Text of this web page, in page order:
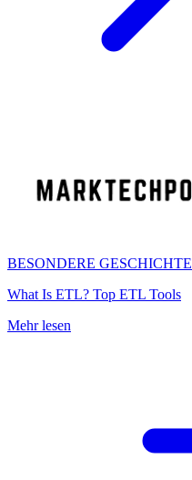
BESONDERE GESCHICHTE
What Is ETL? Top ETL Tools
Mehr lesen